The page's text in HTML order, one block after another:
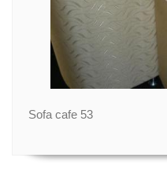
Sofa cafe 53